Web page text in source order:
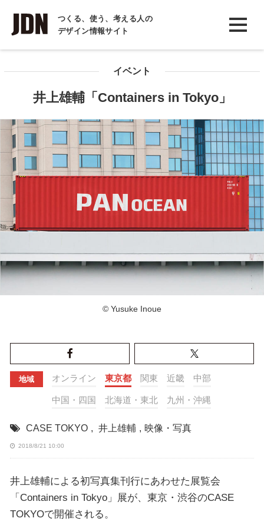
つくる、使う、考える人の
デザイン情報サイト
INTERVIEW
インタビュー
コラム
イベント
井上雄輔「Containers in Tokyo」
© Yusuke Inoue
地域 オンライン 東京都 関東 近畿 中部
中国・四国 北海道・東北 九州・沖縄
CASE TOKYO , 井上雄輔 , 映像・写真
2018/8/21 10:00
井上雄輔による初写真集刊行にあわせた展覧会
「Containers in Tokyo」展が、東京・渋谷のCASE
TOKYOで開催される。